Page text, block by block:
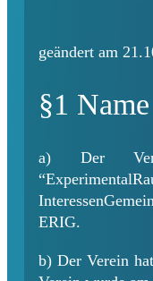
geändert am
§1
a) Der
ERIG.
b) Der Verein